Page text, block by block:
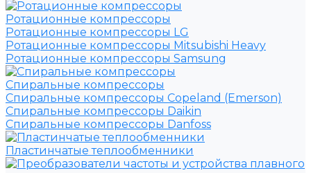
Ротационные компрессоры
Ротационные компрессоры LG
Ротационные компрессоры Mitsubishi Heavy
Ротационные компрессоры Samsung
Спиральные компрессоры
Спиральные компрессоры Copeland (Emerson)
Спиральные компрессоры Daikin
Спиральные компрессоры Danfoss
Пластинчатые теплообменники